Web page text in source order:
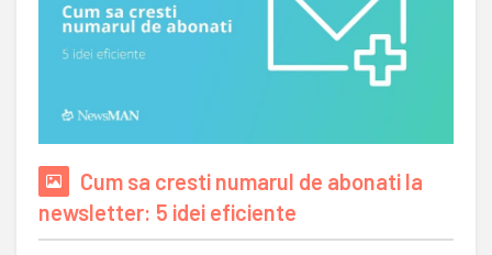
Cum sa cresti numarul de abonati la
newsletter: 5 idei eficiente